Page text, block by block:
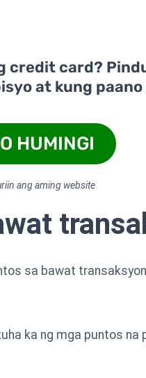
credit card?
at kung
HUMINGI
ang aming website
sa bawat
ka ng mga puntos na